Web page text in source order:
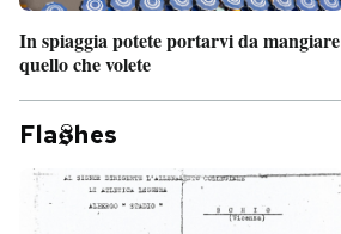
In spiaggia potete portarvi da mangiare
quello che volete
Fla hes